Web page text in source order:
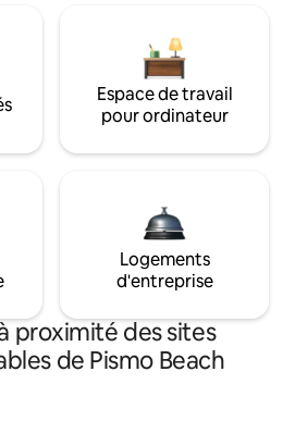
Espace de travail
pour ordinateur
Logements
d'entreprise
proximité des sites
de Pismo Beach